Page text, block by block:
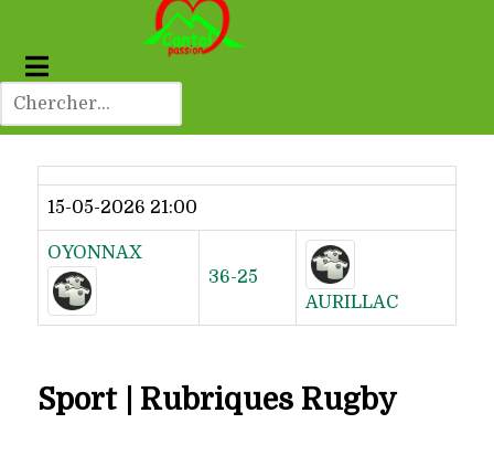
Dernier résultat
15-05-2026 21:00
OYONNAX
36-25
AURILLAC
Sport | Rubriques Rugby